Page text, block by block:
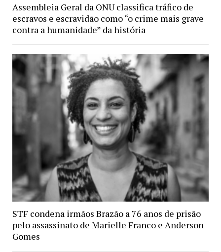
Assembleia Geral da ONU classifica tráfico de
escravos e escravidão como “o crime mais grave
contra a humanidade” da história
STF condena irmãos Brazão a 76 anos de prisão
pelo assassinato de Marielle Franco e Anderson
Gomes